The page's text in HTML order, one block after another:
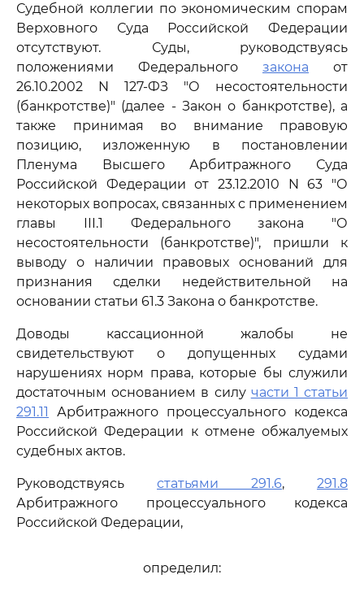
Судебной коллегии по экономическим спорам
Верховного Суда Российской Федерации
отсутствуют. Суды, руководствуясь
положениями Федерального закона от
26.10.2002 N 127-ФЗ "О несостоятельности
(банкротстве)" (далее - Закон о банкротстве), а
также принимая во внимание правовую
позицию, изложенную в постановлении
Пленума Высшего Арбитражного Суда
Российской Федерации от 23.12.2010 N 63 "О
некоторых вопросах, связанных с применением
главы III.1 Федерального закона "О
несостоятельности (банкротстве)", пришли к
выводу о наличии правовых оснований для
признания сделки недействительной на
основании статьи 61.3 Закона о банкротстве.
Доводы кассационной жалобы не
свидетельствуют о допущенных судами
нарушениях норм права, которые бы служили
достаточным основанием в силу части 1 статьи
291.11
Арбитражного процессуального кодекса
Российской Федерации к отмене обжалуемых
судебных актов.
Руководствуясь статьями 291.6, 291.8
Арбитражного процессуального кодекса
Российской Федерации,
определил: